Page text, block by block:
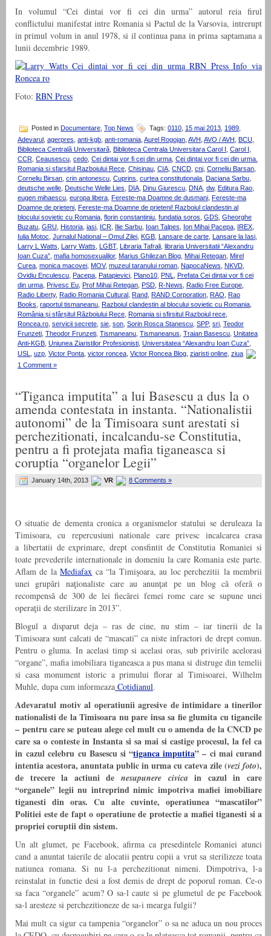
In volumul “Cei dintai vor fi cei din urma” autorul reia firul
conflictului manifestat intre Romania si Pactul de la Varsovia, intrerupt
in primul volum in anul 1978, si il continua pana in prima saptamana a
lunii decembrie 1989.
Foto: RBN Press
Posted in Documentare Top News Tags: 0110 15 mai 2013 1989
Adevarul , agerpres, anti-kgb, anti-romania, Aurel Rogojan, AVH , AVO / AVH , BCU,
Biblioteca Centrală Universitară, Biblioteca Centrala Universitara Carol I , Carol I ,
CCR, Ceausescu, cedo, Cei dintai vor fi cei din urma, Cei dintai vor fi cei din urma.
Romania si sfarsitul Razboiului Rece, Chisinau, CIA, CNCD, cni, Corneliu Barsan,
Corneliu Birsan, crin antonescu, Cuprins, curtea constitutionala, Daciana Sarbu,
deutsche welle, Deutsche Welle Lies, DIA, Dinu Giurescu, DNA, dw, Editura Rao,
eugen mihaescu, europa libera, Fereste-ma Doamne de dusmani, Fereste-ma
Doamne de prieteni, Fereste-ma Doamne de prieteni! Razboiul clandestin al
blocului sovietic cu Romania, florin constantiniu, fundatia soros, GDS, Gheorghe
Buzatu, GRU, Historia, iasi, ICR, Ilie Sarbu, Ioan Talpes, Ion Mihai Pacepa, IREX,
Iulia Motoc, Jurnalul National – Omul Zilei, KGB, Lansare de carte, Lansare la Iasi,
Larry L Watts, Larry Watts, LGBT, Libraria Tafrali, libraria Universitatii “Alexandru
Ioan Cuza”, mafia homosexualilor, Marius Ghilezan Blog, Mihai Retegan, Mirel
Curea, monica macovei, MOV, muzeul taranului roman, NapocaNews, NKVD,
Ovidiu Enculescu, Pacepa, Patapievici, Plano10, PNL, Prefata Cei dintai vor fi cei
din urma, Privesc Eu, Prof Mihai Retegan, PSD, R-News, Radio Free Europe,
Radio Liberty, Radio Romania Cultural , Rand, RAND Corporation, RAO, Rao
Books, raportul tismaneanu, Razboiul clandestin al blocului sovietic cu Romania,
România și sfârșitul Războiului Rece, Romania si sfirsitul Razboiul rece,
Roncea.ro, servicii secrete, sie, son, Sorin Rosca Stanescu, SPP, sri, Teodor
Frunzeti, Theodor Frunzeti, Tismaneanu, Tismaneanus, Traian Basescu, Unitatea
Anti-KGB, Uniunea Ziaristilor Profesionisti, Universitatea “Alexandru Ioan Cuza”,
USL
uzp Victor Ponta victor roncea Victor Roncea Blog ziaristi online ziua
1 Comment »
“Tiganca imputita” a lui Basescu a dus la o
amenda contestata in instanta. “Nationalistii
autonomi” de la Timisoara sunt arestati si
perchezitionati, incalcandu-se Constitutia,
pentru a fi protejata mafia tiganeasca si
coruptia “organelor Legii”
January 14th, 2013 VR 8 Comments »
O situatie de dementa cronica a organismelor statului se deruleaza la
Timisoara, cu repercusiuni nationale care privesc incalcarea crasa
a libertatii de exprimare, drept consfintit de Constitutia Romaniei si
toate prevederile internationale in domeniu la care Romania este parte.
Aflam de laMediafax ca “la Timişoara, au loc perchezitii la membrii
unei grupări naţionaliste care au anunţat pe un blog că oferă o
recompensă de 300 de lei fiecărei femei rome care se supune unei
operaţii de sterilizare în 2013”.
Blogul a disparut deja – ras de cine, nu stim – iar tinerii de la
Timisoara sunt calcati de “mascati” ca niste infractori de drept comun.
Pentru o gluma. In acelasi timp si acelasi oras, sub privirile acelorasi
“organe”, mafia imobiliara tiganeasca a pus mana si distruge din temelii
si casa monument istoric a primului florar al Timisoarei, Wilhelm
Muhle, dupa cum informeaza Cotidianul.
Adevaratul motiv al operatiunii agresive de intimidare a tinerilor
nationalisti de la Timisoara nu pare insa sa fie glumita cu tigancile
– pentru care se puteau alege cel mult cu o amenda de la CNCD pe
care sa o conteste in Instanta si sa mai si castige procesul, la fel ca
in cazul celebru cu Basescu si “tiganca imputita” – ci mai curand
intentia acestora, anuntata public in urma cu cateva zile (vezi foto),
de trecere la actiuni de nesupunere civicain cazul in care
“organele” legii nu intreprind nimic impotriva mafiei imobiliare
tiganesti din oras. Cu alte cuvinte, operatiunea “mascatilor”
Politiei este de fapt o operatiune de protectie a mafiei tiganesti si a
propriei coruptii din sistem.
Un alt glumet, pe Facebook, afirma ca presedintele Romaniei atunci
cand a anuntat taierile de alocatii pentru copii a vrut sa sterilizeze toata
natiunea romana. Si nu l-a perchezitionat nimeni. Dimpotriva, l-a
reinstalat in functie desi a fost demis de drept de poporul roman. Ce-o
sa faca “organele” acum? O sa-l caute si pe glumetul de pe Facebook
sa-l aresteze si perchezitioneze de sa-i mearga fulgii?
Mai mult ca sigur ca tampenia “organelor” o sa ne aduca un nou proces